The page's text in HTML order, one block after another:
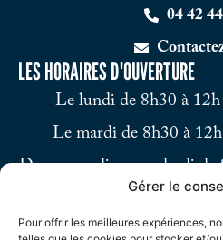
Gérer le
Pour offrir les meilleures expériences,
04 42
LES HORAIRES D'OUVERTURE
Le lundi de 8h30 à
Le mardi de 8h30 à
Du mercredi au vendredi de
Le samedi de